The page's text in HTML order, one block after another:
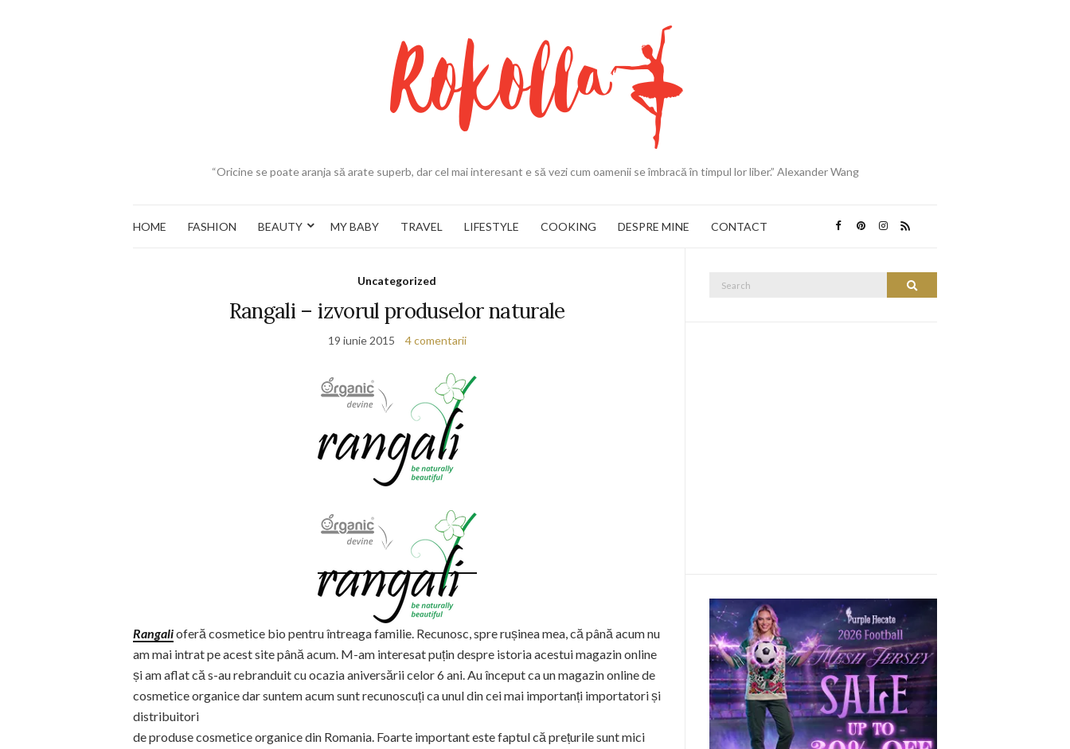
“Oricine se poate aranja să arate superb, dar cel mai interesant e să vezi cum oamenii se îmbracă în timpul lor liber.” Alexander Wang
HOME FASHION BEAUTY MY BABY TRAVEL LIFESTYLE COOKING DESPRE MINE CONTACT
Uncategorized
Rangali – izvorul produselor naturale
19 iunie 2015 4 comentarii
Rangalioferă cosmetice bio pentru întreaga familie. Recunosc, spre rușinea mea, că până acum nu
am mai intrat pe acest site până acum. M-am interesat puțin despre istoria acestui magazin online
și am aflat că s-au rebranduit cu ocazia aniversării celor 6 ani. Au început ca un magazin online de
cosmetice organice dar suntem acum sunt recunoscuți ca unul din cei mai importanți importatori și
distribuitori
de produse cosmetice organice din Romania. Foarte important este faptul că prețurile sunt mici
Search